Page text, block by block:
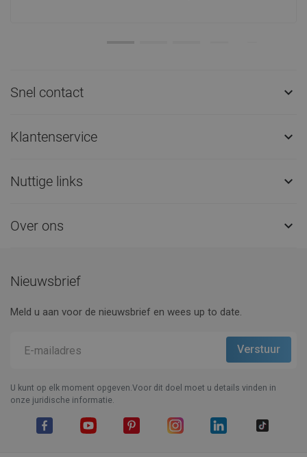
Snel contact 
Klantenservice 
Nuttige links 
Over ons 
Nieuwsbrief
Meld u aan voor de nieuwsbrief en wees up to date.
U kunt op elk moment opgeven.Voor dit doel moet u details vinden in
onze juridische informatie.